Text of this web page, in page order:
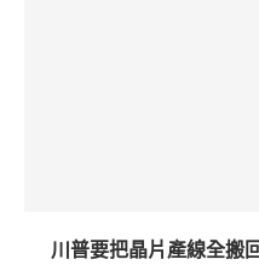
川普要把晶片產線全